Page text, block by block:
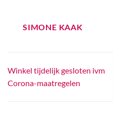
SIMONE KAAK
Winkel tijdelijk gesloten ivm
Corona-maatregelen